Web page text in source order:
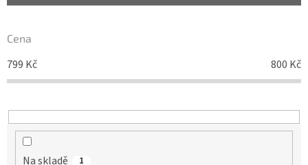
r
o
d
u
t
ů
Cena
799 Kč 800 Kč
Na skladě 1